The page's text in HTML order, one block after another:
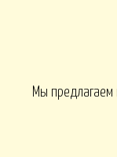
Мы предлагаем